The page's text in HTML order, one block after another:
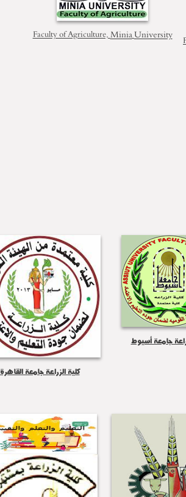
Faculty of Agriculture,MiniaUniversity
كلية الزراعة جامعة القاهرة
جامعة أسيوط